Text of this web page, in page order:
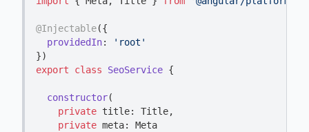
@Injectable({
providedIn:
'root'
export
class SeoService {
constructor(
private title: Title,
private meta: Meta